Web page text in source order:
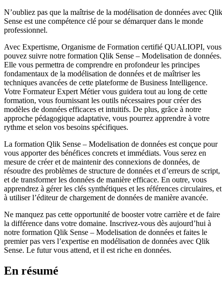
N’oubliez pas que la maîtrise de la modélisation de données avec Qlik
Sense est une compétence clé pour se démarquer dans le monde
professionnel.
Avec Expertisme, Organisme de Formation certifié QUALIOPI, vous
pouvez suivre notre formation Qlik Sense – Modelisation de données.
Elle vous permettra de comprendre en profondeur les principes
fondamentaux de la modélisation de données et de maîtriser les
techniques avancées de cette plateforme de Business Intelligence.
Votre Formateur Expert Métier vous guidera tout au long de cette
formation, vous fournissant les outils nécessaires pour créer des
modèles de données efficaces et intuitifs. De plus, grâce à notre
approche pédagogique adaptative, vous pourrez apprendre à votre
rythme et selon vos besoins spécifiques.
La formation Qlik Sense – Modelisation de données est conçue pour
vous apporter des bénéfices concrets et immédiats. Vous serez en
mesure de créer et de maintenir des connexions de données, de
résoudre des problèmes de structure de données et d’erreurs de script,
et de transformer les données de manière efficace. En outre, vous
apprendrez à gérer les clés synthétiques et les références circulaires, et
à utiliser l’éditeur de chargement de données de manière avancée.
Ne manquez pas cette opportunité de booster votre carrière et de faire
la différence dans votre domaine. Inscrivez-vous dès aujourd’hui à
notre formation Qlik Sense – Modelisation de données et faites le
premier pas vers l’expertise en modélisation de données avec Qlik
Sense. Le futur vous attend, et il est riche en données.
En résumé